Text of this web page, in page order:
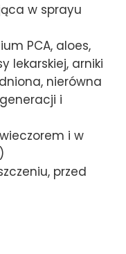
w sprayu
PCA, aloes,
lekarskiej, arniki
nierówna
i
i w
przed